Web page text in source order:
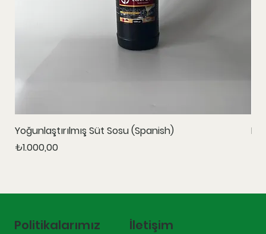
Yoğunlaştırılmış Süt Sosu (Spanish)
Fiyat
₺1.000,00
Politikalarımız İletişim